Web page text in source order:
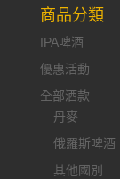
商品分類
IPA啤酒
優惠活動
全部酒款
丹麥
俄羅斯啤酒
其他國別